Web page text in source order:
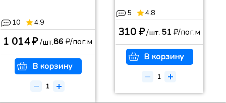
10 4.9
1 014 ₽/шт.86 ₽/пог.м
В корзину
5 4.8
310 ₽/шт. 51₽/пог.м
В корзину